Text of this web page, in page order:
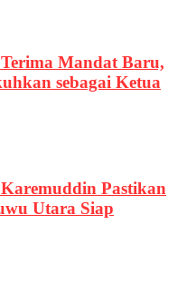
Mandat Baru,
sebagai Ketua
Pastikan
Utara Siap